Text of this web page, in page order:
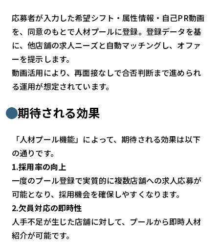
応募者が入力した希望シフト・属性情報・自己PR動画
を、同意のもとで人材プールに登録。登録データを基
に、他店舗の求人ニーズと自動マッチングし、オファ
ーを提示します。
動画活用により、再面接なしで合否判断まで進められ
る運用が想定されています。
期待される効果
「人材プール機能」によって、期待される効果は以下
の通りです。
1.採用率の向上
一度のプール登録で実質的に複数店舗への求人応募が
可能となり、採用機会を確保しやすくなります。
2.欠員対応の即時性
人手不足が生じた店舗に対して、プールから即時人材
紹介が可能です。